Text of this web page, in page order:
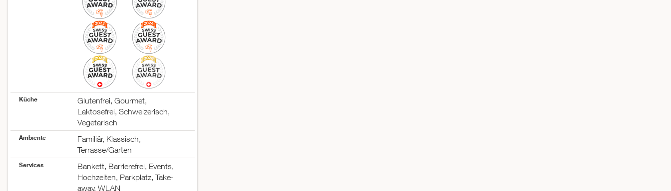
Küche
Glutenfrei, Gourmet,
Laktosefrei, Schweizerisch,
Vegetarisch
Ambiente
Familiär, Klassisch,
Terrasse/Garten
Services
Bankett, Barrierefrei, Events,
Hochzeiten, Parkplatz, Take-
away, WLAN